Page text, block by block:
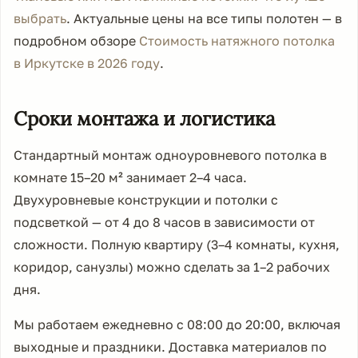
выбрать. Актуальные цены на все типы полотен — в
подробном обзоре Стоимость натяжного потолка
в Иркутске в 2026 году.
Сроки монтажа и логистика
Стандартный монтаж одноуровневого потолка в
комнате 15–20 м² занимает 2–4 часа.
Двухуровневые конструкции и потолки с
подсветкой — от 4 до 8 часов в зависимости от
сложности. Полную квартиру (3–4 комнаты, кухня,
коридор, санузлы) можно сделать за 1–2 рабочих
дня.
Мы работаем ежедневно с 08:00 до 20:00, включая
выходные и праздники. Доставка материалов по